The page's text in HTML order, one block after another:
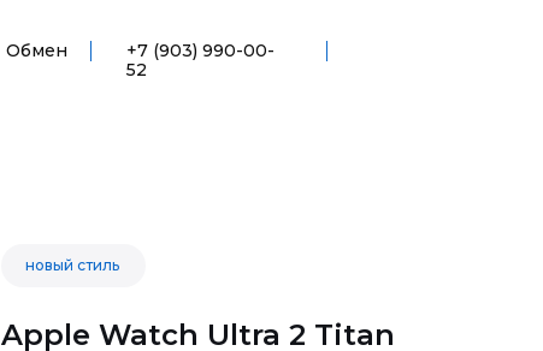
+7 (903) 990-00-
52
Обмен
Apple Watch Ultra 2 Titan
новый стиль